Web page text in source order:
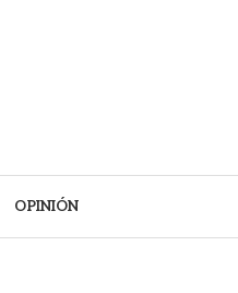
OPINIÓN